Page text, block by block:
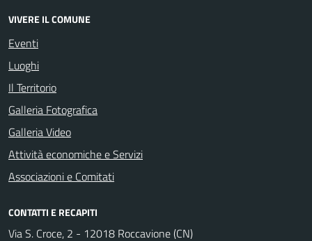
VIVERE IL COMUNE
Eventi
Luoghi
Il Territorio
Galleria Fotografica
Galleria Video
Attività economiche e Servizi
Associazioni e Comitati
CONTATTI E RECAPITI
Via S. Croce, 2 - 12018 Roccavione (CN)